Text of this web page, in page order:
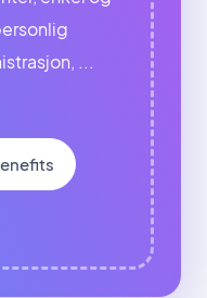
...